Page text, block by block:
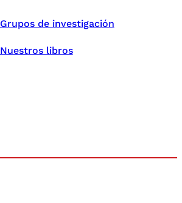
Grupos de investigación
Nuestros libros